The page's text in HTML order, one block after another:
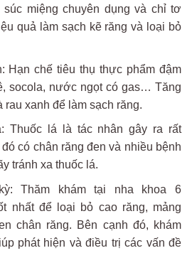
miệng chuyên dụng và chỉ tơ
quả làm sạch kẽ răng và loại bỏ
Hạn chế tiêu thụ thực phẩm đậm
socola, nước ngọt có gas… Tăng
xanh để làm sạch răng.
Thuốc lá là tác nhân gây ra rất
có chân răng đen và nhiều bệnh
tránh xa thuốc lá.
Thăm khám tại nha khoa 6
nhất để loại bỏ cao răng, mảng
chân răng. Bên cạnh đó, khám
phát hiện và điều trị các vấn đề